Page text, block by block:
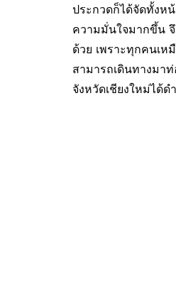
ประกวดก็ได้จัดทั้งห
ความมั่นใจมากขึ้น จึ
ด้วย เพราะทุกคนเ
สามารถเดินทางมา
จังหวัดเชียงใหม่ได้